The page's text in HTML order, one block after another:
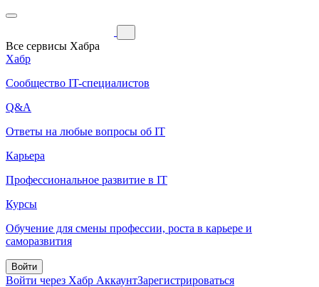
Все сервисы Хабра
Хабр
Сообщество IT-специалистов
Q&A
Ответы на любые вопросы об IT
Карьера
Профессиональное развитие в IT
Курсы
Обучение для смены профессии, роста в карьере и
саморазвития
Войти
Войти через Хабр АккаунтЗарегистрироваться